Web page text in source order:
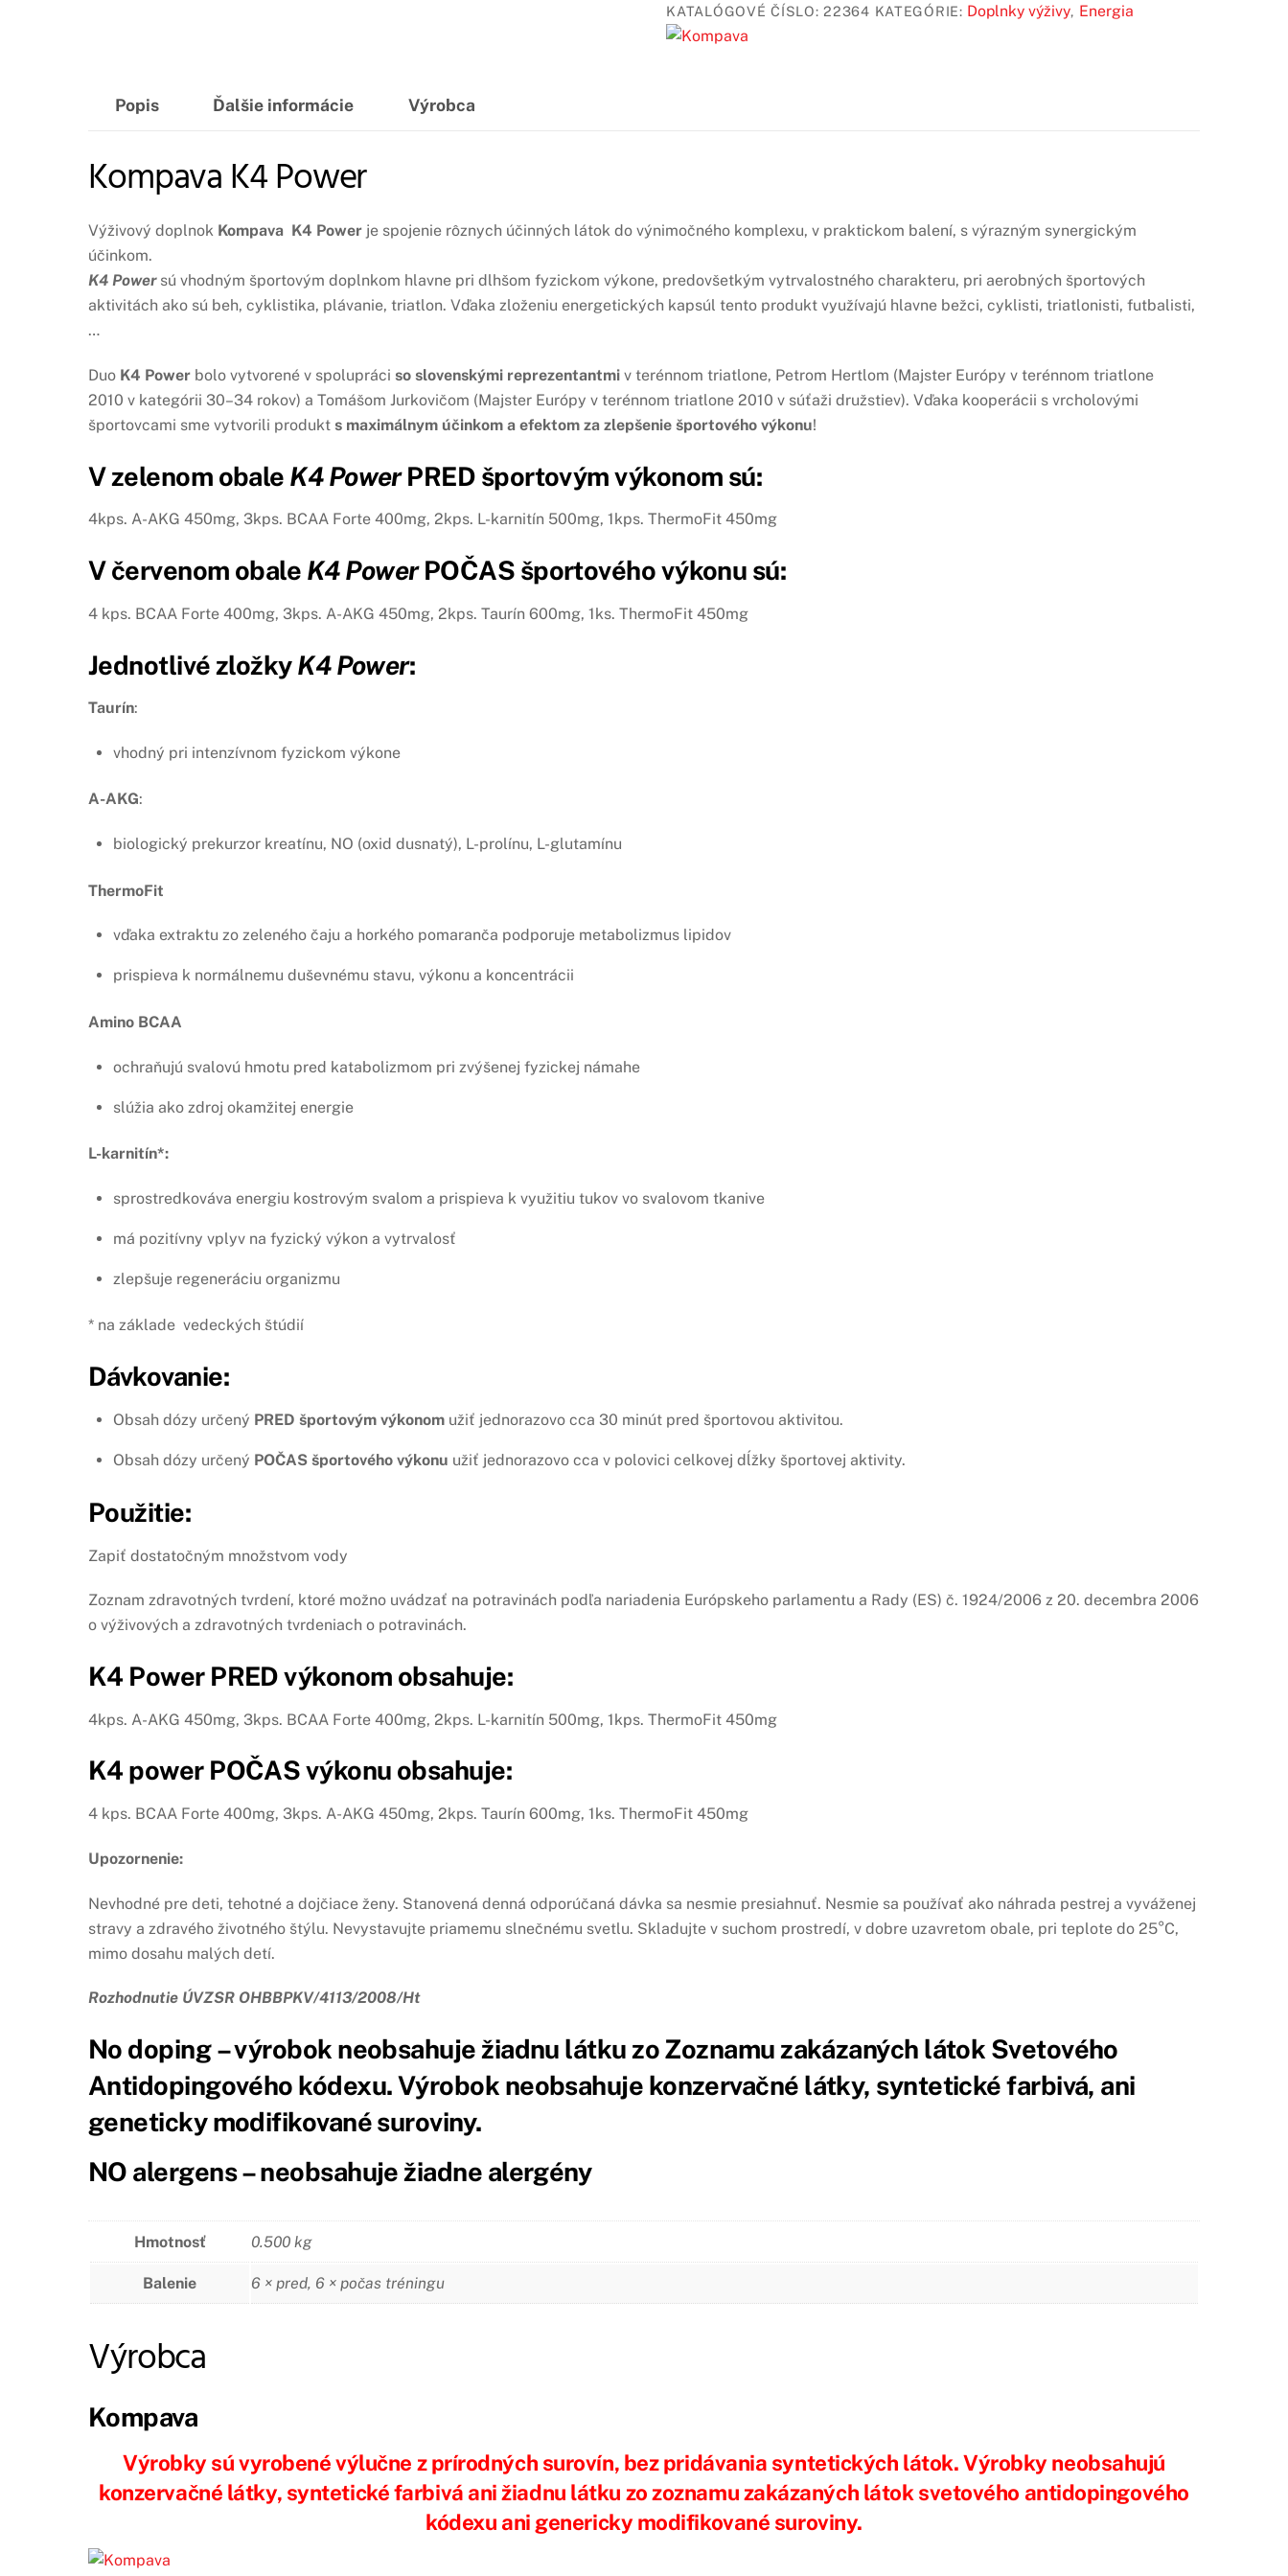
KATALÓGOVÉ ČÍSLO:22364 KATEGÓRIE: Doplnky výživy, Energia
Popis Ďalšie informácie Výrobca
Kompava K4 Power
Výživový doplnok Kompava K4 Power je spojenie rôznych účinných látok do výnimočného komplexu, v praktickom balení, s výrazným synergickým
účinkom.
K4 Powersú vhodným športovým doplnkom hlavne pri dlhšom fyzickom výkone, predovšetkým vytrvalostného charakteru, pri aerobných športových
aktivitách ako sú beh, cyklistika, plávanie, triatlon. Vďaka zloženiu energetických kapsúl tento produkt využívajú hlavne bežci, cyklisti, triatlonisti, futbalisti,
…
Duo K4 Power bolo vytvorené v spolupráci so slovenskými reprezentantmi v terénnom triatlone, Petrom Hertlom (Majster Európy v terénnom triatlone
2010 v kategórii 30–34 rokov) a Tomášom Jurkovičom (Majster Európy v terénnom triatlone 2010 v súťaži družstiev). Vďaka kooperácii s vrcholovými
športovcami sme vytvorili produkt s maximálnym účinkom a efektom za zlepšenie športového výkonu!
V zelenom obale K4 PowerPRED športovým výkonom sú:
4kps. A-AKG 450mg, 3kps. BCAA Forte 400mg, 2kps. L-karnitín 500mg, 1kps. ThermoFit 450mg
V červenom obale K4 PowerPOČAS športového výkonu sú:
4 kps. BCAA Forte 400mg, 3kps. A-AKG 450mg, 2kps. Taurín 600mg, 1ks. ThermoFit 450mg
Jednotlivé zložkyK4 Power:
Taurín:
vhodný pri intenzívnom fyzickom výkone
A-AKG:
biologický prekurzor kreatínu, NO (oxid dusnatý), L-prolínu, L-glutamínu
ThermoFit
vďaka extraktu zo zeleného čaju a horkého pomaranča podporuje metabolizmus lipidov
prispieva k normálnemu duševnému stavu, výkonu a koncentrácii
Amino BCAA
ochraňujú svalovú hmotu pred katabolizmom pri zvýšenej fyzickej námahe
slúžia ako zdroj okamžitej energie
L-karnitín*:
sprostredkováva energiu kostrovým svalom a prispieva k využitiu tukov vo svalovom tkanive
má pozitívny vplyv na fyzický výkon a vytrvalosť
zlepšuje regeneráciu organizmu
* na základe vedeckých štúdií
Dávkovanie:
Obsah dózy určený PRED športovým výkonomužiť jednorazovo cca 30 minút pred športovou aktivitou.
Obsah dózy určený POČAS športového výkonu užiť jednorazovo cca v polovici celkovej dĺžky športovej aktivity.
Použitie:
Zapiť dostatočným množstvom vody
Zoznam zdravotných tvrdení, ktoré možno uvádzať na potravinách podľa nariadenia Európskeho parlamentu a Rady (ES) č. 1924/2006 z 20. decembra 2006
o výživových a zdravotných tvrdeniach o potravinách.
K4 Power PREDvýkonom obsahuje:
4kps. A-AKG 450mg, 3kps. BCAA Forte 400mg, 2kps. L-karnitín 500mg, 1kps. ThermoFit 450mg
K4 power POČAS výkonu obsahuje:
4 kps. BCAA Forte 400mg, 3kps. A-AKG 450mg, 2kps. Taurín 600mg, 1ks. ThermoFit 450mg
Upozornenie:
Nevhodné pre deti, tehotné a dojčiace ženy. Stanovená denná odporúčaná dávka sa nesmie presiahnuť. Nesmie sa používať ako náhrada pestrej a vyváženej
stravy a zdravého životného štýlu. Nevystavujte priamemu slnečnému svetlu. Skladujte v suchom prostredí, v dobre uzavretom obale, pri teplote do 25°C,
mimo dosahu malých detí.
Rozhodnutie ÚVZSR OHBBPKV/4113/2008/Ht
No doping – výrobok neobsahuje žiadnu látku zo Zoznamu zakázaných látok Svetového
Antidopingového kódexu. Výrobok neobsahuje konzervačné látky, syntetické farbivá, ani
geneticky modifikované suroviny.
NO alergens – neobsahuje žiadne alergény
Hmotnosť 0.500 kg
Balenie 6 × pred, 6 × počas tréningu
Výrobca
Kompava
Výrobky sú vyrobené výlučne z prírodných surovín, bez pridávania syntetických látok. Výrobky neobsahujú
konzervačné látky, syntetické farbivá ani žiadnu látku zo zoznamu zakázaných látok svetového antidopingového
kódexu ani genericky modifikované suroviny.